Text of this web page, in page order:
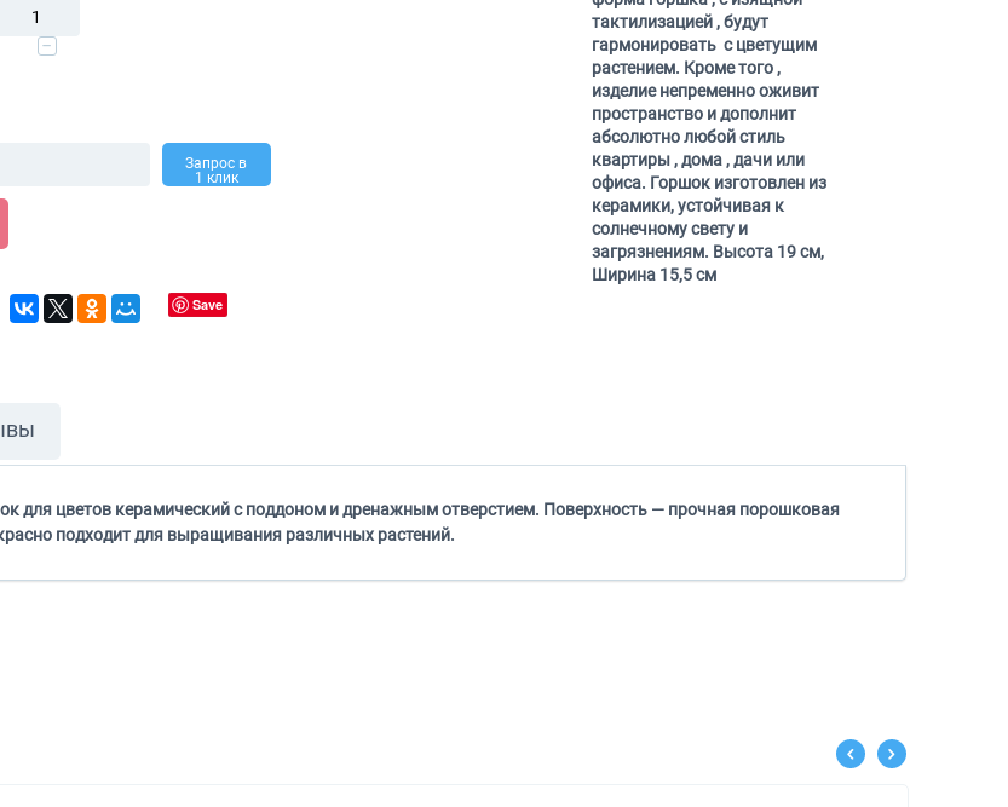
тактилизацией , будут
гармонировать с цветущим
растением. Кроме того ,
изделие непременно оживит
пространство и дополнит
абсолютно любой стиль
квартиры , дома , дачи или
офиса. Горшок изготовлен из
керамики, устойчивая к
солнечному свету и
загрязнениям. Высота 19 см,
Ширина 15,5 см
−
Запрос в
1 клик
Save
для цветов керамический с поддоном и дренажным отверстием. Поверхность — прочная порошковая
подходит для выращивания различных растений.